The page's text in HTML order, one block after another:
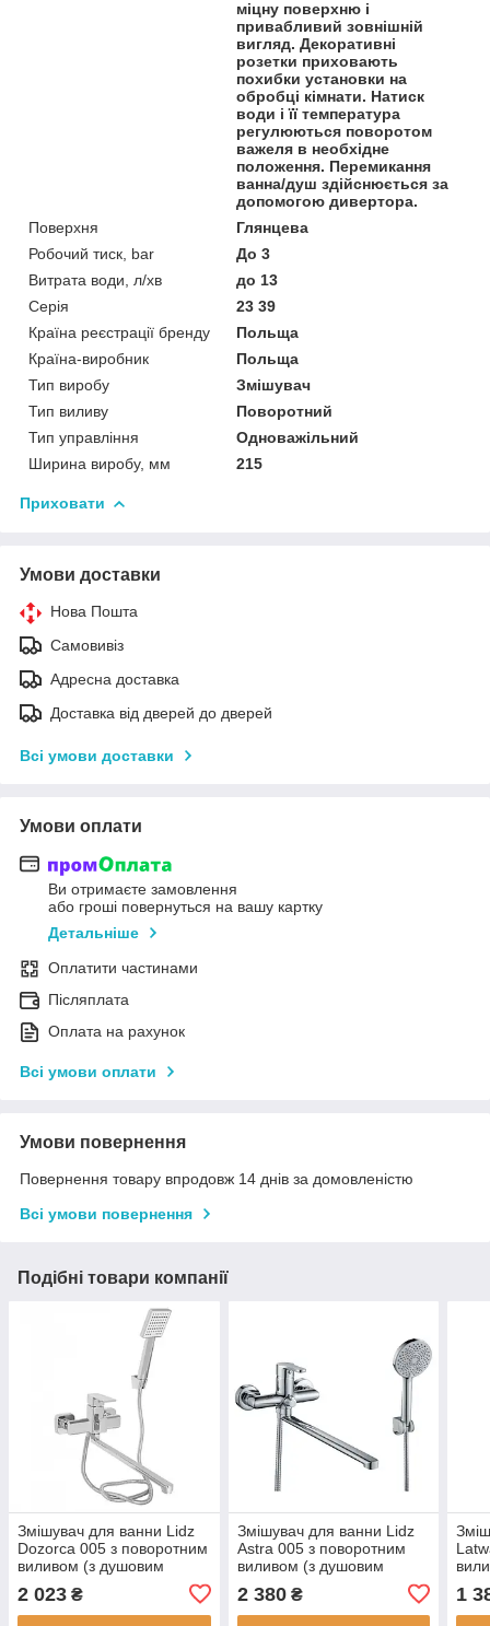
міцну поверхню і
привабливий зовнішній
вигляд. Декоративні
розетки приховають
похибки установки на
обробці кімнати. Натиск
води і її температура
регулюються поворотом
важеля в необхідне
положення. Перемикання
ванна/душ здійснюється за
допомогою дивертора.
Поверхня
Глянцева
Робочий тиск, bar
До 3
Витрата води, л/хв
до 13
Серія
23 39
Країна реєстрації бренду
Польща
Країна-виробник
Польща
Тип виробу
Змішувач
Тип виливу
Поворотний
Тип управління
Одноважільний
Ширина виробу, мм
215
Приховати
Умови доставки
Нова Пошта
Самовивіз
Адресна доставка
Доставка від дверей до дверей
Всі умови доставки
Умови оплати
Ви отримаєте замовлення
або гроші повернуться на вашу картку
Детальніше
Оплатити частинами
Післяплата
Оплата на рахунок
Всі умови оплати
Умови повернення
Повернення товару впродовж 14 днів за домовленістю
Всі умови повернення
Подібні товари компанії
Змішувач для ванни Lidz
Dozorca 005 з поворотним
виливом (з душовим
LDDOZ005CRM45405
Chrome
2 023 ₴
Змішувач для ванни Lidz
Astra 005 з поворотним
виливом (з душовим
LDAST005CRM48088
Chrome
2 380₴ 1